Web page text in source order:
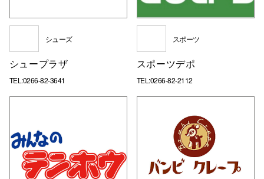
シューズ
シュープラザ
TEL:0266-82-3641
スポーツ
スポーツデポ
TEL:0266-82-2112